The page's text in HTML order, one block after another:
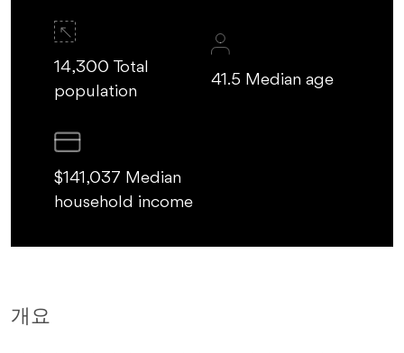
14,300 Total
population
41.5 Median age
$141,037 Median
household income
개요